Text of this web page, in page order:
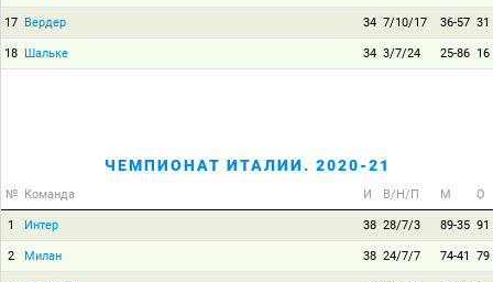
17 Вердер 34 7/10/17 36-57 31
18 Шальке 34 3/7/24 25-86 16
ЧЕМПИОНАТ ИТАЛИИ. 2020-21
№ Команда И В/Н/П М О
1 Интер 38 28/7/3 89-35 91
2 Милан 38 24/7/7 74-41 79